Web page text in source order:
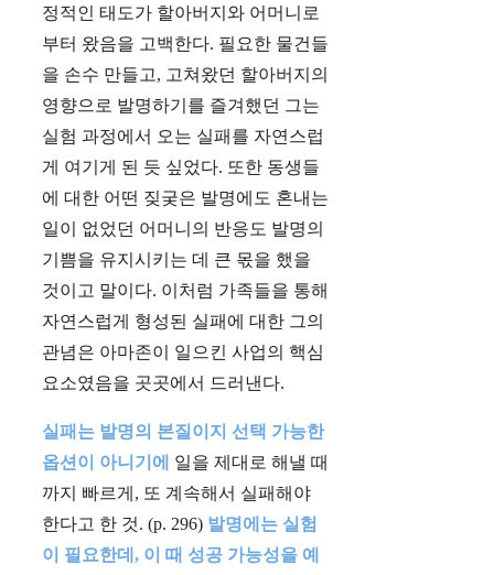
정적인 태도가 할아버지와 어머니로
부터 왔음을 고백한다. 필요한 물건들
을 손수 만들고, 고쳐왔던 할아버지의
영향으로 발명하기를 즐겨했던 그는
실험 과정에서 오는 실패를 자연스럽
게 여기게 된 듯 싶었다. 또한 동생들
에 대한 어떤 짖궂은 발명에도 혼내는
일이 없었던 어머니의 반응도 발명의
기쁨을 유지시키는 데 큰 몫을 했을
것이고 말이다. 이처럼 가족들을 통해
자연스럽게 형성된 실패에 대한 그의
관념은 아마존이 일으킨 사업의 핵심
요소였음을 곳곳에서 드러낸다.
실패는 발명의 본질이지 선택 가능한
옵션이 아니기에
일을 제대로 해낼 때
까지 빠르게, 또 계속해서 실패해야
한다고 한 것. (p. 296) 발명에는 실험
이 필요한데, 이 때 성공 가능성을 예